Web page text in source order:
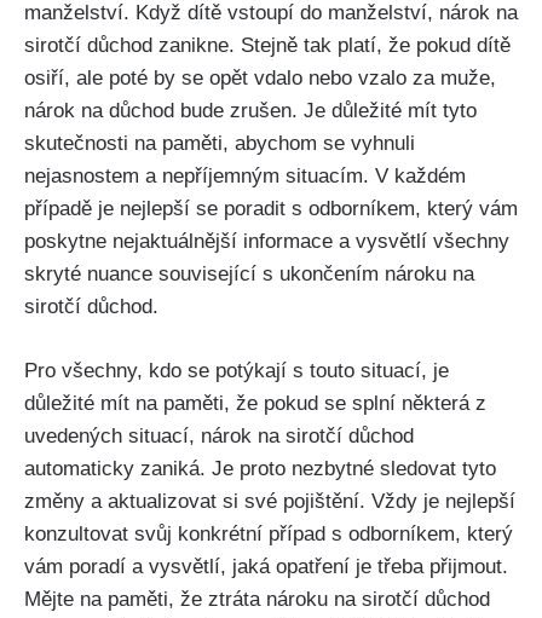
manželství. Když dítě vstoupí do manželství, nárok na
sirotčí důchod zanikne. Stejně tak platí, že pokud dítě
osiří, ale poté by se opět vdalo nebo vzalo za muže,
nárok na důchod bude zrušen. Je důležité mít tyto
skutečnosti na paměti, abychom se vyhnuli
nejasnostem a nepříjemným situacím. V každém
případě je nejlepší se poradit s odborníkem, který vám
poskytne nejaktuálnější informace a vysvětlí všechny
skryté nuance související s ukončením nároku na
sirotčí důchod.
Pro všechny, kdo se potýkají s touto situací, je
důležité mít na paměti, že pokud se splní některá z
uvedených situací, nárok na sirotčí důchod
automaticky zaniká. Je proto nezbytné sledovat tyto
změny a aktualizovat si své pojištění. Vždy je nejlepší
konzultovat svůj konkrétní případ s odborníkem, který
vám poradí a vysvětlí, jaká opatření je třeba přijmout.
Mějte na paměti, že ztráta nároku na sirotčí důchod